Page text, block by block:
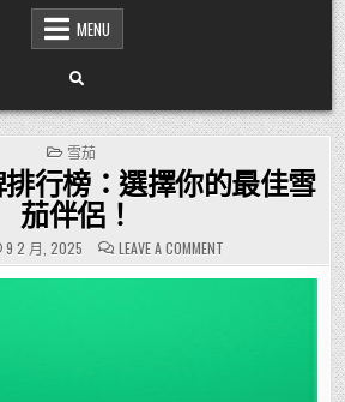
MENU
POSTED
IN
雪茄
行榜：選擇你的最佳雪
茄伴侶！
9 2 月, 2025 LEAVE A COMMENT
古
巴